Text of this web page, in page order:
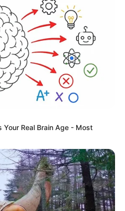
Real Brain Age - Most